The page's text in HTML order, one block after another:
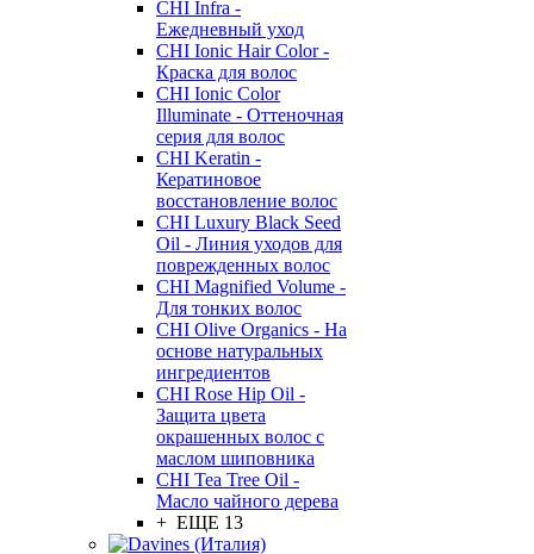
CHI Infra -
Ежедневный уход
CHI Ionic Hair Color -
Краска для волос
CHI Ionic Color
Illuminate - Оттеночная
серия для волос
CHI Keratin -
Кератиновое
восстановление волос
CHI Luxury Black Seed
Oil - Линия уходов для
поврежденных волос
CHI Magnified Volume -
Для тонких волос
CHI Olive Organics - На
основе натуральных
ингредиентов
CHI Rose Hip Oil -
Защита цвета
окрашенных волос с
маслом шиповника
CHI Tea Tree Oil -
Масло чайного дерева
+ ЕЩЕ 13